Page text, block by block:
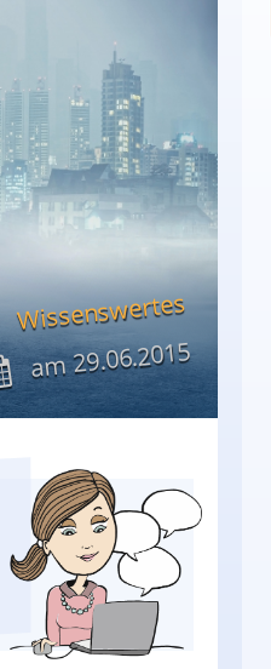
Wissenswertes
am29.06.2015